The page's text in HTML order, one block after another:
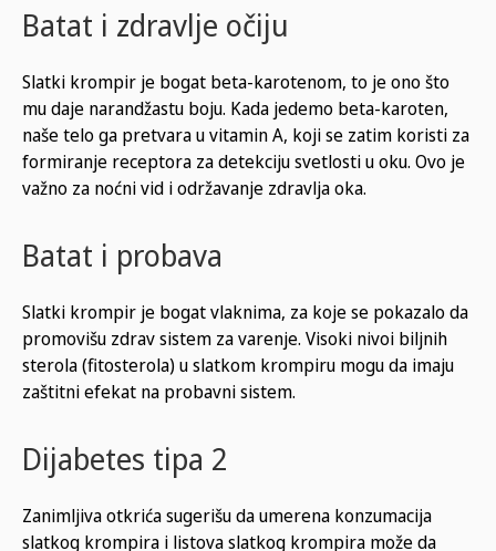
Batat i zdravlje očiju
Slatki krompir je bogat beta-karotenom, to je ono što
mu daje narandžastu boju. Kada jedemo beta-karoten,
naše telo ga pretvara u vitamin A, koji se zatim koristi za
formiranje receptora za detekciju svetlosti u oku. Ovo je
važno za noćni vid i održavanje zdravlja oka.
Batat i probava
Slatki krompir je bogat vlaknima, za koje se pokazalo da
promovišu zdrav sistem za varenje. Visoki nivoi biljnih
sterola (fitosterola) u slatkom krompiru mogu da imaju
zaštitni efekat na probavni sistem.
Dijabetes tipa 2
Zanimljiva otkrića sugerišu da umerena konzumacija
slatkog krompira i listova slatkog krompira može da